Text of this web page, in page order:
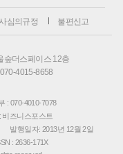
심의규정 불편신고
숲더스페이스 12층
4015-8658
: 070-4010-7078
비즈니스포스트
발행일자: 2013년 12월 2일
: 2636-171X